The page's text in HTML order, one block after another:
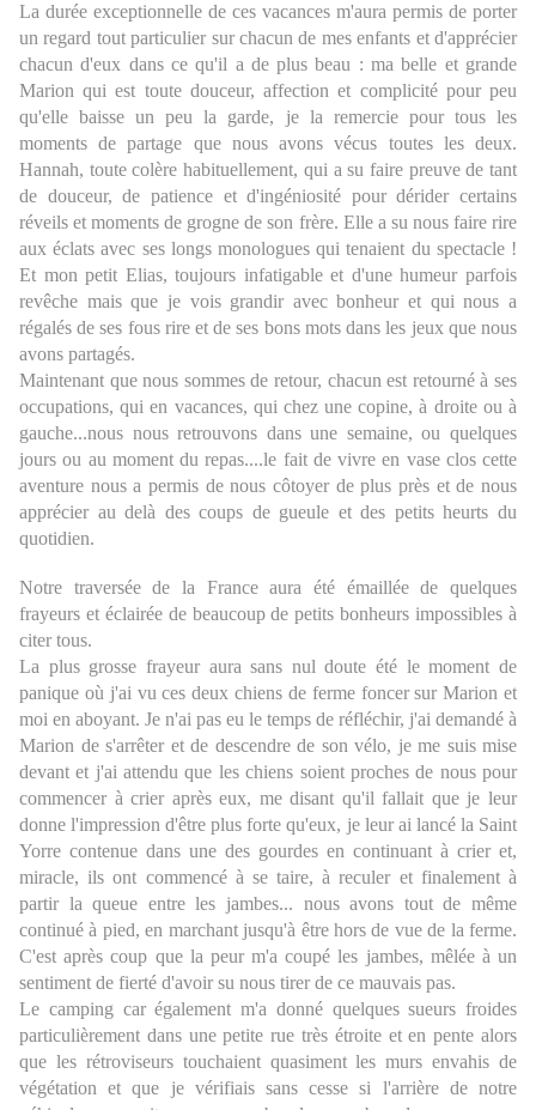
La durée exceptionnelle de ces vacances m'aura permis de porter
un regard tout particulier sur chacun de mes enfants et d'apprécier
chacun d'eux dans ce qu'il a de plus beau : ma belle et grande
Marion qui est toute douceur, affection et complicité pour peu
qu'elle baisse un peu la garde, je la remercie pour tous les
moments de partage que nous avons vécus toutes les deux.
Hannah, toute colère habituellement, qui a su faire preuve de tant
de douceur, de patience et d'ingéniosité pour dérider certains
réveils et moments de grogne de son frère. Elle a su nous faire rire
aux éclats avec ses longs monologues qui tenaient du spectacle !
Et mon petit Elias, toujours infatigable et d'une humeur parfois
revêche mais que je vois grandir avec bonheur et qui nous a
régalés de ses fous rire et de ses bons mots dans les jeux que nous
avons partagés.
Maintenant que nous sommes de retour, chacun est retourné à ses
occupations, qui en vacances, qui chez une copine, à droite ou à
gauche...nous nous retrouvons dans une semaine, ou quelques
jours ou au moment du repas....le fait de vivre en vase clos cette
aventure nous a permis de nous côtoyer de plus près et de nous
apprécier au delà des coups de gueule et des petits heurts du
quotidien.
Notre traversée de la France aura été émaillée de quelques
frayeurs et éclairée de beaucoup de petits bonheurs impossibles à
citer tous.
La plus grosse frayeur aura sans nul doute été le moment de
panique où j'ai vu ces deux chiens de ferme foncer sur Marion et
moi en aboyant. Je n'ai pas eu le temps de réfléchir, j'ai demandé à
Marion de s'arrêter et de descendre de son vélo, je me suis mise
devant et j'ai attendu que les chiens soient proches de nous pour
commencer à crier après eux, me disant qu'il fallait que je leur
donne l'impression d'être plus forte qu'eux, je leur ai lancé la Saint
Yorre contenue dans une des gourdes en continuant à crier et,
miracle, ils ont commencé à se taire, à reculer et finalement à
partir la queue entre les jambes... nous avons tout de même
continué à pied, en marchant jusqu'à être hors de vue de la ferme.
C'est après coup que la peur m'a coupé les jambes, mêlée à un
sentiment de fierté d'avoir su nous tirer de ce mauvais pas.
Le camping car également m'a donné quelques sueurs froides
particulièrement dans une petite rue très étroite et en pente alors
que les rétroviseurs touchaient quasiment les murs envahis de
végétation et que je vérifiais sans cesse si l'arrière de notre